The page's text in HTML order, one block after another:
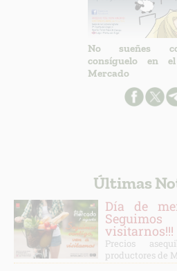
No sueñes
consíguelo en
Mercado
Últimas
Día de
visitarnos!!!
Precios
productores de